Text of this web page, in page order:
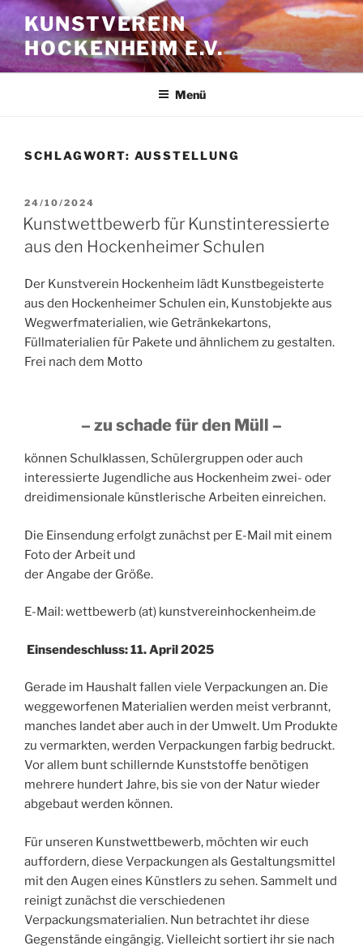
Zum
Inhalt
springen
KUNSTVEREIN
HOCKENHEIM E.V.
Menü
SCHLAGWORT: AUSSTELLUNG
VERÖFFENTLICHT
AM
24/10/2024
Kunstwettbewerb für Kunstinteressierte
aus den Hockenheimer Schulen
Der Kunstverein Hockenheim lädt Kunstbegeisterte
aus den Hockenheimer Schulen ein, Kunstobjekte aus
Wegwerfmaterialien, wie Getränkekartons,
Füllmaterialien für Pakete und ähnlichem zu gestalten.
Frei nach dem Motto
– zu schade für den Müll –
können Schulklassen, Schülergruppen oder auch
interessierte Jugendliche aus Hockenheim zwei- oder
dreidimensionale künstlerische Arbeiten einreichen.
Die Einsendung erfolgt zunächst per E-Mail mit einem
Foto der Arbeit und
der Angabe der Größe.
E-Mail: wettbewerb (at) kunstvereinhockenheim.de
Einsendeschluss: 11. April 2025
Gerade im Haushalt fallen viele Verpackungen an. Die
weggeworfenen Materialien werden meist verbrannt,
manches landet aber auch in der Umwelt. Um Produkte
zu vermarkten, werden Verpackungen farbig bedruckt.
Vor allem bunt schillernde Kunststoffe benötigen
mehrere hundert Jahre, bis sie von der Natur wieder
abgebaut werden können.
Für unseren Kunstwettbewerb, möchten wir euch
auffordern, diese Verpackungen als Gestaltungsmittel
mit den Augen eines Künstlers zu sehen. Sammelt und
reinigt zunächst die verschiedenen
Verpackungsmaterialien. Nun betrachtet ihr diese
Gegenstände eingängig. Vielleicht sortiert ihr sie nach